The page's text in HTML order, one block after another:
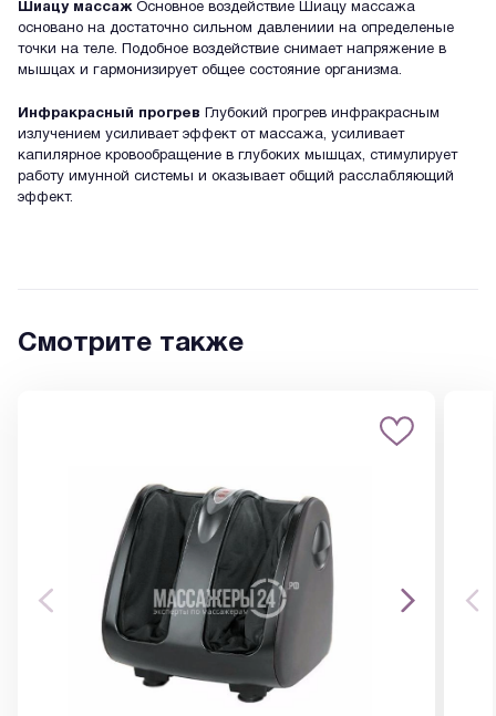
Шиацу массажОсновное воздействие Шиацу массажа
основано на достаточно сильном давлениии на определеные
точки на теле. Подобное воздействие снимает напряжение в
мышцах и гармонизирует общее состояние организма.
Инфракрасный прогрев Глубокий прогрев инфракрасным
излучением усиливает эффект от массажа, усиливает
капилярное кровообращение в глубоких мышцах, стимулирует
работу имунной системы и оказывает общий расслабляющий
эффект.
Смотрите также